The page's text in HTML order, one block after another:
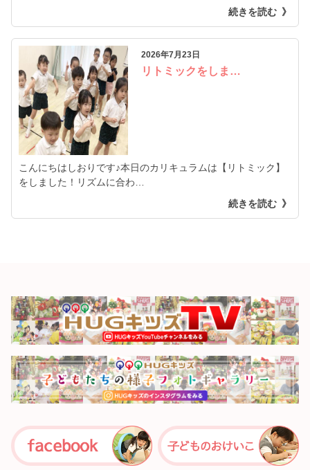
続きを読む
2026年7月23日
リトミックをしま…
こんにちはしおりです♪本日のカリキュラムは【リトミック】
をしました！リズムに合わ…
続きを読む